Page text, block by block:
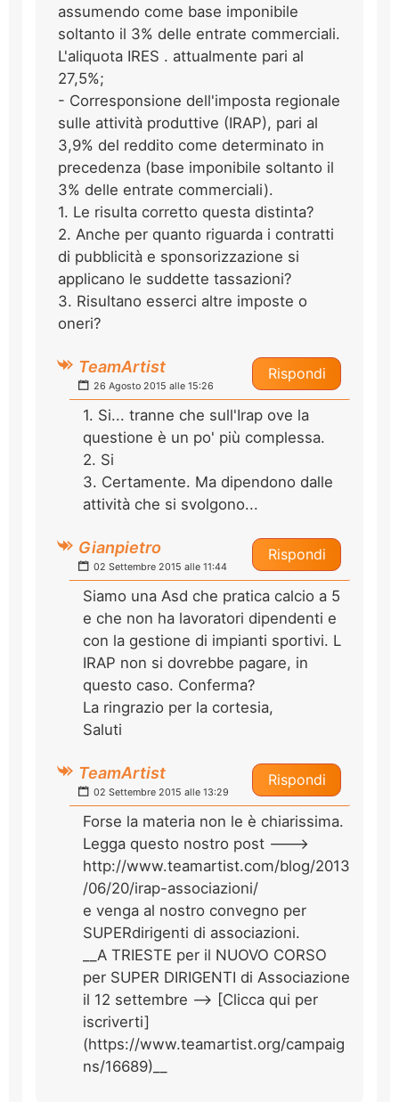
assumendo come base imponibile
soltanto il 3% delle entrate commerciali.
L'aliquota IRES . attualmente pari al
27,5%;
- Corresponsione dell'imposta regionale
sulle attività produttive (IRAP), pari al
3,9% del reddito come determinato in
precedenza (base imponibile soltanto il
3% delle entrate commerciali).
1. Le risulta corretto questa distinta?
2. Anche per quanto riguarda i contratti
di pubblicità e sponsorizzazione si
applicano le suddette tassazioni?
3. Risultano esserci altre imposte o
oneri?
Rispondi
TeamArtist
26 Agosto 2015 alle 15:26
1. Si... tranne che sull'Irap ove la
questione è un po' più complessa.
2. Si
3. Certamente. Ma dipendono dalle
attività che si svolgono...
Rispondi
Gianpietro
02 Settembre 2015 alle 11:44
Siamo una Asd che pratica calcio a 5
e che non ha lavoratori dipendenti e
con la gestione di impianti sportivi. L
IRAP non si dovrebbe pagare, in
questo caso. Conferma?
La ringrazio per la cortesia,
Saluti
Rispondi
TeamArtist
02 Settembre 2015 alle 13:29
Forse la materia non le è chiarissima.
Legga questo nostro post --->
http://www.teamartist.com/blog/2013
/06/20/irap-associazioni/
e venga al nostro convegno per
SUPERdirigenti di associazioni.
__A TRIESTE per il NUOVO CORSO
per SUPER DIRIGENTI di Associazione
il 12 settembre --> [Clicca qui per
iscriverti]
(https://www.teamartist.org/campaig
ns/16689)__